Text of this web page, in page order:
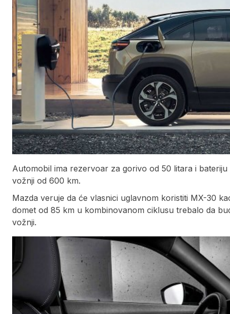
Automobil ima rezervoar za gorivo od 50 litara i
vožnji od 600 km.
Mazda veruje da će vlasnici uglavnom koristiti MX-30
domet od 85 km u kombinovanom ciklusu trebalo da
vožnji.